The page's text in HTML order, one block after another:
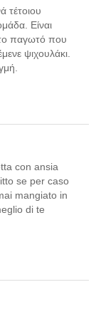
τέτοιου
Είναι
το παγωτό που
ψιχουλάκι.
con ansia
se per caso
mangiato in
di te